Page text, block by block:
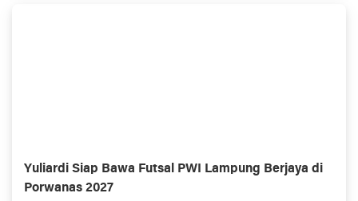
Yuliardi Siap Bawa Futsal PWI Lampung Berjaya di
Porwanas 2027